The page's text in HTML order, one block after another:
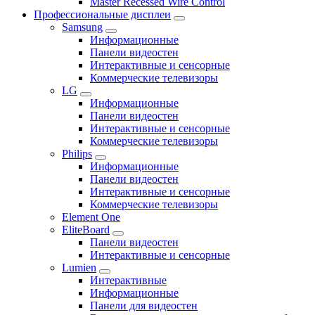
Профессиональные дисплеи
Samsung
Информационные
Панели видеостен
Интерактивные и сенсорные
Коммерческие телевизоры
LG
Информационные
Панели видеостен
Интерактивные и сенсорные
Коммерческие телевизоры
Philips
Информационные
Панели видеостен
Интерактивные и сенсорные
Коммерческие телевизоры
Element One
EliteBoard
Панели видеостен
Интерактивные и сенсорные
Lumien
Интерактивные
Информационные
Панели для видеостен